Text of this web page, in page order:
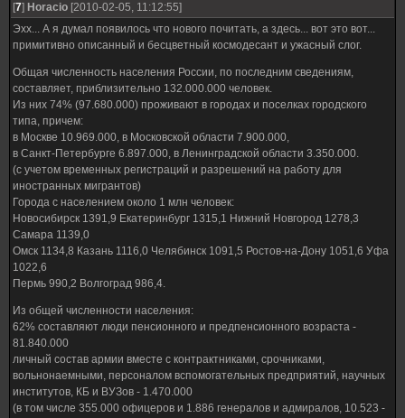
[7] Horacio [2010-02-05, 11:12:55]
Эхх... А я думал появилось что нового почитать, а здесь... вот это вот...
примитивно описанный и бесцветный космодесант и ужасный слог.
Общая численность населения России, по последним сведениям,
составляет, приблизительно 132.000.000 человек.
Из них 74% (97.680.000) проживают в городах и поселках городского
типа, причем:
в Москве 10.969.000, в Московской области 7.900.000,
в Санкт-Петербурге 6.897.000, в Ленинградской области 3.350.000.
(с учетом временных регистраций и разрешений на работу для
иностранных мигрантов)
Города с населением около 1 млн человек:
Новосибирск 1391,9 Екатеринбург 1315,1 Нижний Новгород 1278,3
Самара 1139,0
Омск 1134,8 Казань 1116,0 Челябинск 1091,5 Ростов-на-Дону 1051,6 Уфа
1022,6
Пермь 990,2 Волгоград 986,4.
Из общей численности населения:
62% составляют люди пенсионного и предпенсионного возраста -
81.840.000
личный состав армии вместе с контрактниками, срочниками,
вольнонаемными, персоналом вспомогательных предприятий, научных
институтов, КБ и ВУЗов - 1.470.000
(в том числе 355.000 офицеров и 1.886 генералов и адмиралов, 10.523 -